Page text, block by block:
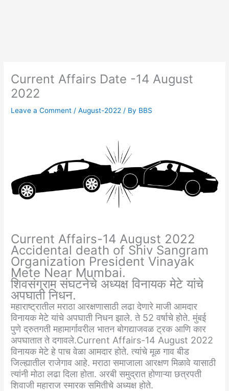
Current Affairs Date -14 August
2022
Leave a Comment /August-2022 / By BBS
Current Affairs-14 August 2022
Accidental death of Shiv Sangram
Organization President Vinayak
Mete Near Mumbai.
शिवसंग्राम संघटनेचे अध्यक्ष विनायक मेटे यांचे
अपघाती निधन.
महाराष्ट्रातील मराठा आरक्षणासाठी लढा देणारे माजी आमदार
विनायक मेटे यांचे अपघाती निधन झाले. ते 52 वर्षाचे होते. मुंबई
पुणे द्रुतगती महामार्गावरील भातन बोगद्याजवळ ट्रक आणि कार
अपघातात ते दगावले.Current Affairs-14 August 2022
विनायक मेटे हे पाच वेळा आमदार होते. त्यांचे मूळ गाव बीड
जिल्ह्यातील राजेगाव आहे. मराठा समाजाला आरक्षण मिळावे यासाठी
त्यांनी मोठा लढा दिला होता. अरबी समुद्रात होणाऱ्या छत्रपती
शिवाजी महाराज स्मारक समितीचे अध्यक्ष होते.